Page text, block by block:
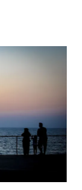
для
новых